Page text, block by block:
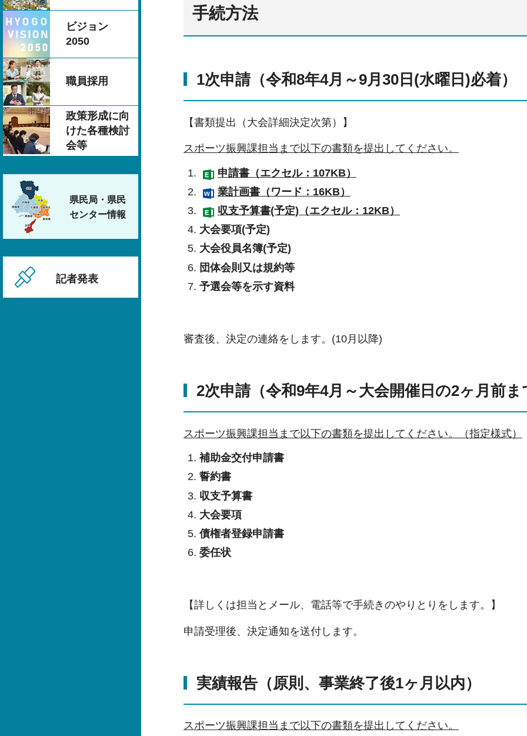
ビジョン
2050
職員採用
政策形成に向
けた各種検討
会等
県民局・県民
センター情報
記者発表
手続方法
1次申請（令和8年4月～9月30日(水曜日)必着）
【書類提出（大会詳細決定次第）】
スポーツ振興課担当まで以下の書類を提出してください。
申請書（エクセル：107KB）
業計画書（ワード：16KB）
収支予算書(予定)（エクセル：12KB）
大会要項(予定)
大会役員名簿(予定)
団体会則又は規約等
予選会等を示す資料
審査後、決定の連絡をします。(10月以降)
2次申請（令和9年4月～大会開催日の2ヶ月前ま
スポーツ振興課担当まで以下の書類を提出してください。（指定様式）
補助金交付申請書
誓約書
収支予算書
大会要項
債権者登録申請書
委任状
【詳しくは担当とメール、電話等で手続きのやりとりをします。】
申請受理後、決定通知を送付します。
実績報告（原則、事業終了後1ヶ月以内）
スポーツ振興課担当まで以下の書類を提出してください。